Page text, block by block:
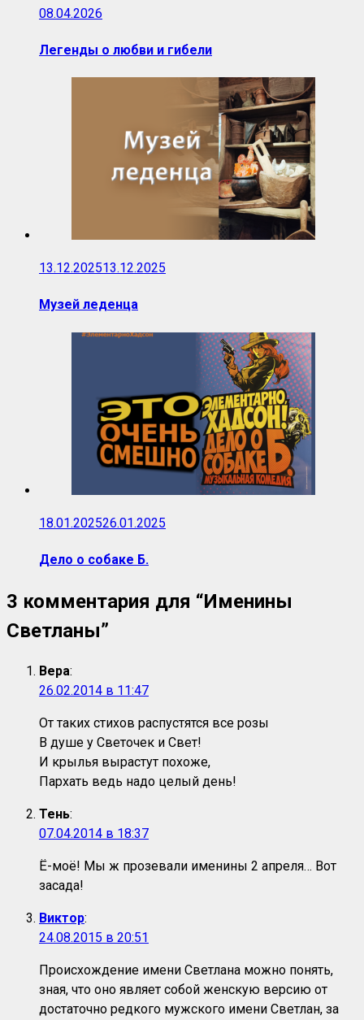
08.04.2026
Легенды о любви и гибели
13.12.202513.12.2025
Музей леденца
18.01.202526.01.2025
Дело о собаке Б.
3 комментария для “Именины
Светланы”
Вера:
26.02.2014 в 11:47
От таких стихов распустятся все розы
В душе у Светочек и Свет!
И крылья вырастут похоже,
Пархать ведь надо целый день!
Тень:
07.04.2014 в 18:37
Ё-моё! Мы ж прозевали именины 2 апреля… Вот
засада!
Виктор:
24.08.2015 в 20:51
Происхождение имени Светлана можно понять,
зная, что оно являет собой женскую версию от
достаточно редкого мужского имени Светлан, за